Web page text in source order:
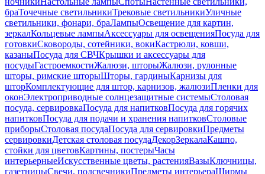
браТочечные светильникиТрековые светильникиУличные
светильники, фонари, браЛампыОсвещение для картин,
зеркалКольцевые лампыАксессуары для освещенияПосуда для
готовкиСковороды, сотейники, вокиКастрюли, ковши,
казаныПосуда для СВЧКрышки и аксессуары для
посудыГастроемкостиЖалюзи, шторыЖалюзи, рулонные
шторы, римские шторыШторы, гардиныКарнизы для
шторКомплектующие для штор, карнизов, жалюзиПленки для
оконЭлектроприводные солнцезащитные системыСтоловая
посуда, сервировкаПосуда для напитковПосуда для горячих
напитковПосуда для подачи и хранения напитковСтоловые
приборыСтоловая посудаПосуда для сервировкиПредметы
сервировкиДетская столовая посудаДекорЗеркалаКашпо,
стойки для цветовКартины, постерыЧасы
интерьерныеИскусственные цветы, растенияВазыКлючницы,
газетницыСвечи, подсвечникиПредметы интерьераШирмы